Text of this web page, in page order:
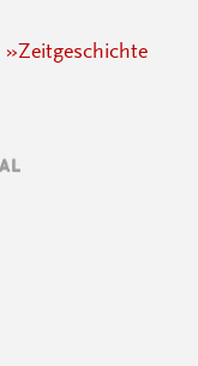
»Zeitgeschichte